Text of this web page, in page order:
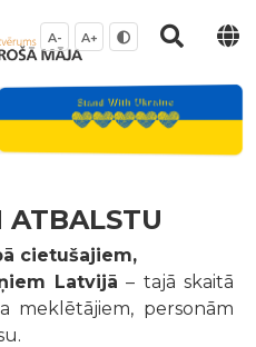
A- A+
ATBALSTU
cietušajiem,
Latvijā – tajā skaitā
meklētājiem, personām